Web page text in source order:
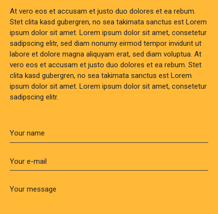
At vero eos et accusam et justo duo dolores et ea rebum.
Stet clita kasd gubergren, no sea takimata sanctus est Lorem
ipsum dolor sit amet. Lorem ipsum dolor sit amet, consetetur
sadipscing elitr, sed diam nonumy eirmod tempor invidunt ut
labore et dolore magna aliquyam erat, sed diam voluptua. At
vero eos et accusam et justo duo dolores et ea rebum. Stet
clita kasd gubergren, no sea takimata sanctus est Lorem
ipsum dolor sit amet. Lorem ipsum dolor sit amet, consetetur
sadipscing elitr.